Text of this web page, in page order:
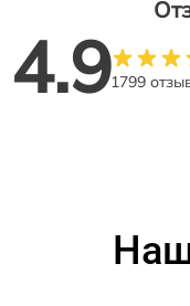
4.91799